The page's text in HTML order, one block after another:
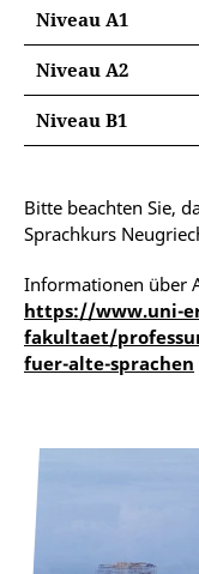
Niveau A1
Niveau A2
KURS A2
Dieser Kurs ist
verfügen und
Erfurt auf die
Niveau B1
Dieser Kurs ist
über gute
verfügen, und
Erfurt auf die
Bitte beachten Sie,
Sprachkurs
Informationen über
https://www.uni-
fakultaet/
fuer-alte-sprachen